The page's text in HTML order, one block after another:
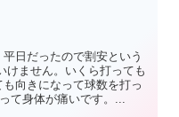
日だったので割安という
けません。いくら打っても
向きになって球数を打っ
て身体が痛いです。...